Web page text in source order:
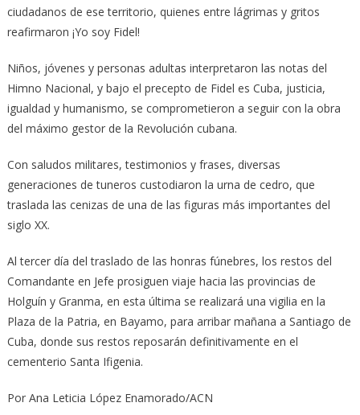
ciudadanos de ese territorio, quienes entre lágrimas y gritos
reafirmaron ¡Yo soy Fidel!
Niños, jóvenes y personas adultas interpretaron las notas del
Himno Nacional, y bajo el precepto de Fidel es Cuba, justicia,
igualdad y humanismo, se comprometieron a seguir con la obra
del máximo gestor de la Revolución cubana.
Con saludos militares, testimonios y frases, diversas
generaciones de tuneros custodiaron la urna de cedro, que
traslada las cenizas de una de las figuras más importantes del
siglo XX.
Al tercer día del traslado de las honras fúnebres, los restos del
Comandante en Jefe prosiguen viaje hacia las provincias de
Holguín y Granma, en esta última se realizará una vigilia en la
Plaza de la Patria, en Bayamo, para arribar mañana a Santiago de
Cuba, donde sus restos reposarán definitivamente en el
cementerio Santa Ifigenia.
Por Ana Leticia López Enamorado/ACN